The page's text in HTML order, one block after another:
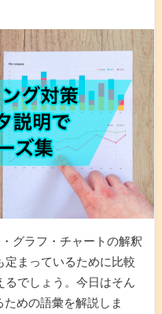
グラフ・チャートの解釈
定まっているために比較
るでしょう。今日はそん
めの語彙を解説しま